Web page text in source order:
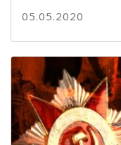
05.05.2020